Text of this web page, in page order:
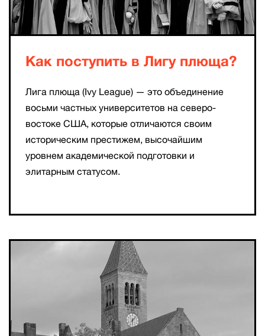
Как поступить в Лигу плюща?
Лига плюща (Ivy League) — это объединение
восьми частных университетов на северо-
востоке США, которые отличаются своим
историческим престижем, высочайшим
уровнем академической подготовки и
элитарным статусом.